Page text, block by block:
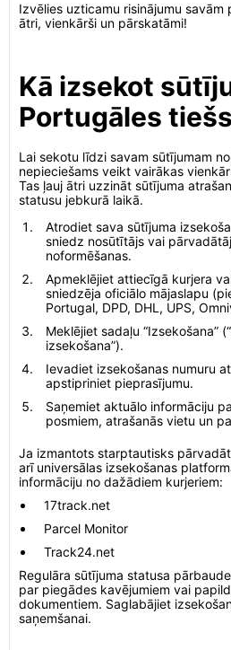
Izvēlies uzticamu risinājumu
ātri, vienkārši un pārskatāmi!
Kā izsekot
Portugāles
Lai sekotu līdzi savam sūtījumam
nepieciešams veikt vairākas
Tas ļauj ātri uzzināt sūtījuma
statusu jebkurā laikā.
Atrodiet sava sūtījuma
sniedz nosūtītājs vai
noformēšanas.
Apmeklējiet attiecīgā kurjera
sniedzēja oficiālo mājaslapu
Portugal, DPD, DHL, UPS,
Meklējiet sadaļu “Izsekošana”
izsekošana”).
Ievadiet izsekošanas numuru
apstipriniet pieprasījumu.
Saņemiet aktuālo informāciju
posmiem, atrašanās vietu un
Ja izmantots starptautisks
arī universālas izsekošanas
informāciju no dažādiem kurjeriem:
17track.net
Parcel Monitor
Track24.net
Regulāra sūtījuma statusa
par piegādes kavējumiem vai
dokumentiem. Saglabājiet
saņemšanai.